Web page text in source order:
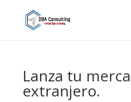
Lanza tu
extranjero.